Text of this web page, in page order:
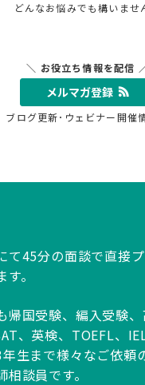
どんなお悩みでも構いませ
＼ お役立ち情報を配信
メルマガ登録
ブログ更新･ウェビナー開催
て45分の面談で直接
。
帰国受験、編入受験、
、英検、TOEFL、
生まで様々なご依頼
談員です。